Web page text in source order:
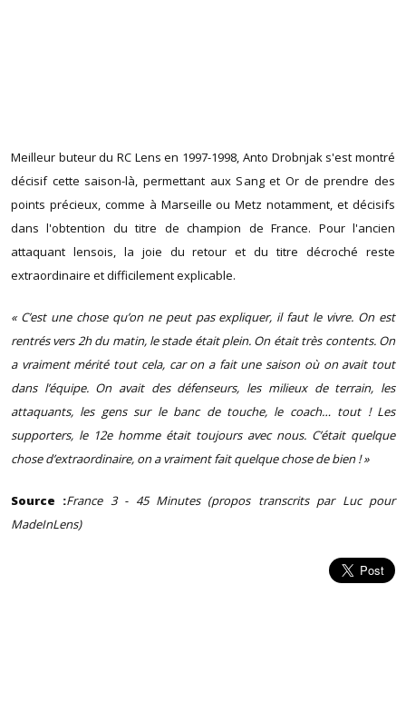
Meilleur buteur du RC Lens en 1997-1998, Anto Drobnjak s'est montré
décisif cette saison-là, permettant aux Sang et Or de prendre des
points précieux, comme à Marseille ou Metz notamment, et décisifs
dans l'obtention du titre de champion de France. Pour l'ancien
attaquant lensois, la joie du retour et du titre décroché reste
extraordinaire et difficilement explicable.
« C’est une chose qu’on ne peut pas expliquer, il faut le vivre. On est
rentrés vers 2h du matin, le stade était plein. On était très contents. On
a vraiment mérité tout cela, car on a fait une saison où on avait tout
dans l’équipe. On avait des défenseurs, les milieux de terrain, les
attaquants, les gens sur le banc de touche, le coach… tout ! Les
supporters, le 12e homme était toujours avec nous. C’était quelque
chose d’extraordinaire, on a vraiment fait quelque chose de bien ! »
Source :France 3 - 45 Minutes (propos transcrits par Luc pour
MadeInLens)